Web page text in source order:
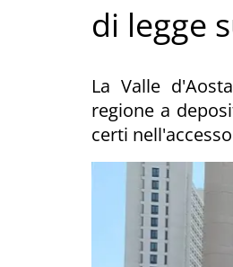
di legge
La Valle
regione a
certi